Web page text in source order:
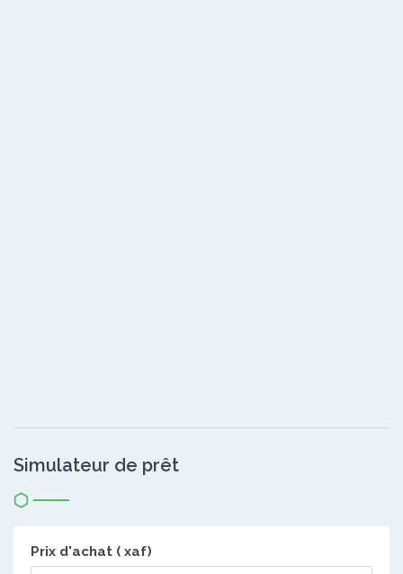
Simulateur de prêt
Prix d'achat ( xaf)